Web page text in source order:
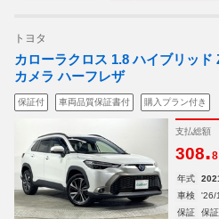
トヨタ
カローラクロス 1.8 ハイブリッ
カメラ ハーフレザ
保証付 車両品質保証書付 購入プラン付き
支払総額
308.8
年式
車検
'26/
保証
保